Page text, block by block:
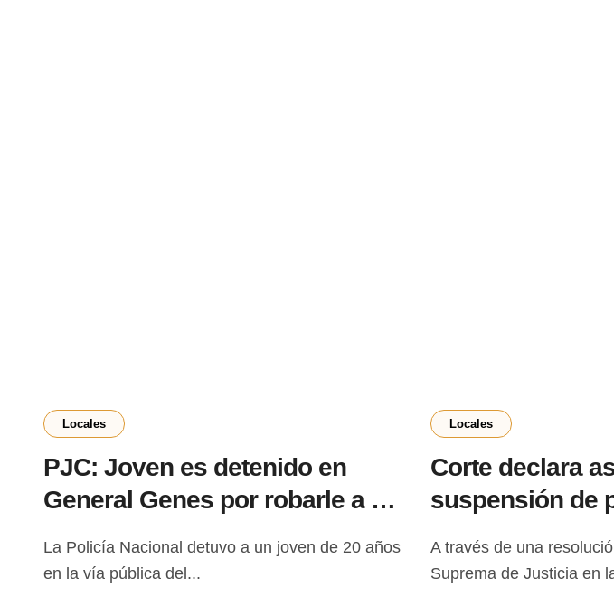
Locales
PJC: Joven es detenido en
General Genes por robarle a su
La Policía Nacional detuvo a un joven de 20 años
en la vía pública del...
Locales
Corte declara
suspensión de
PJC
A través de una resolución emitida por la Corte
Suprema de Justicia en